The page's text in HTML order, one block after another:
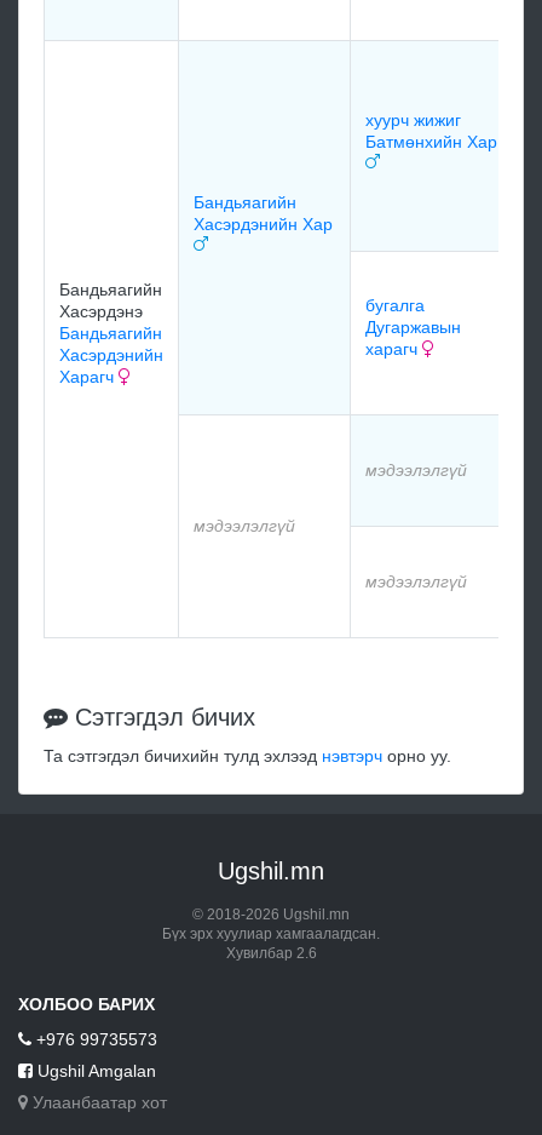
Бандьяагийн
Хасэрдэнэ
Бандьяагийн
Хасэрдэнийн
Харагч
Бандьяагийн
Хасэрдэнийн Хар
хуурч жижиг
Батмөнхийн Хар
бугалга
Дугаржавын
харагч
мэдээлэлгүй
мэдээлэлгүй
мэдээлэлгүй
Сэтгэгдэл бичих
Та сэтгэгдэл бичихийн тулд эхлээд нэвтэрч орно уу.
Ugshil.mn
© 2018-2026 Ugshil.mn
Бүх эрх хуулиар хамгаалагдсан.
Хувилбар 2.6
ХОЛБОО БАРИХ
+976 99735573
Ugshil Amgalan
Улаанбаатар хот